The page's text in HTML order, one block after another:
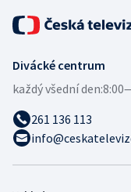
Divácké centrum
každý všední den:
261 136 113